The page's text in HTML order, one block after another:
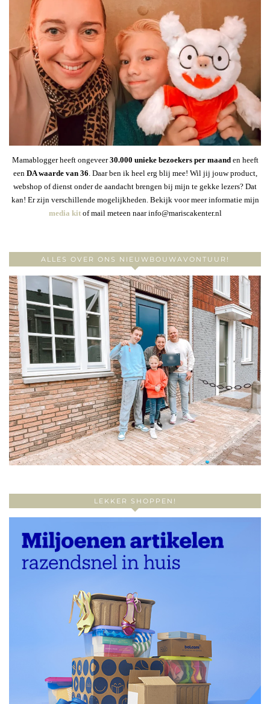
Mamablogger heeft ongeveer30.000 unieke bezoekers per maanden heeft
een DA waarde van 36. Daar ben ik heel erg blij mee! Wil jij jouw product,
webshop of dienst onder de aandacht brengen bij mijn te gekke lezers? Dat
kan! Er zijn verschillende mogelijkheden. Bekijk voor meer informatie mijn
media kitof mail meteen naar info@mariscakenter.nl
ALLES OVER ONS NIEUWBOUWAVONTUUR!
LEKKER SHOPPEN!